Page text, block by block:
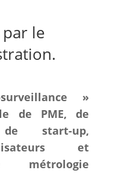
le
»
de PME, de
start-up,
et
métrologie